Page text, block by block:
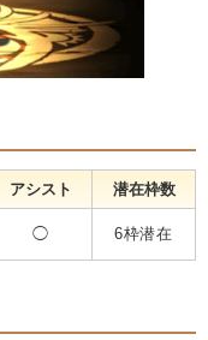
アシスト 潜在枠数
◯ 6枠潜在